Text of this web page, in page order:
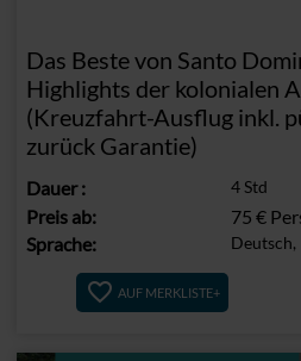
Das Beste von Santo
Highlights der kolonialen
(Kreuzfahrt-Ausflug inkl.
zurück Garantie)
Sprache:
Dauer:
Preis ab:
Deutsch,
4 Std
75 €
AUF MERKLISTE+